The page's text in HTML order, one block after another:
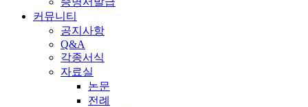
커뮤니티
공지사항
Q&A
각종서식
자료실
논문
전례